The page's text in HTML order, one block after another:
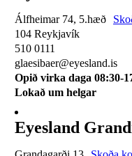
Álfheimar 74, 5.hæð
104 Reykjavík
510 0111
glaesibaer@eyesland.is
Opið virka daga 08:30-
Lokað um helgar
Eyesland